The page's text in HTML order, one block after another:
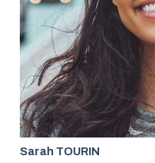
Sarah TOURIN